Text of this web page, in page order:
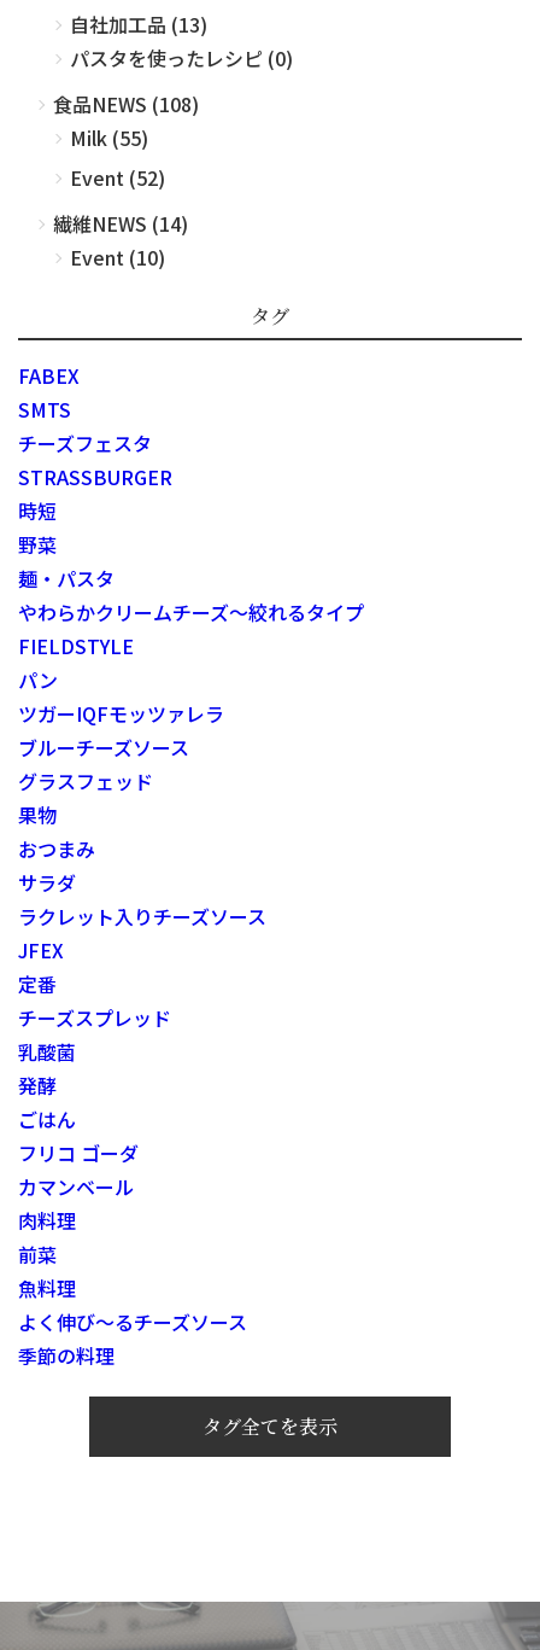
自社加工品 (13)
パスタを使ったレシピ (0)
食品NEWS (108)
Milk (55)
Event (52)
繊維NEWS (14)
Event (10)
タグ
FABEX
SMTS
チーズフェスタ
STRASSBURGER
時短
野菜
麺・パスタ
やわらかクリームチーズ～絞れるタイプ
FIELDSTYLE
パン
ツガーIQFモッツァレラ
ブルーチーズソース
グラスフェッド
果物
おつまみ
サラダ
ラクレット入りチーズソース
JFEX
定番
チーズスプレッド
乳酸菌
発酵
ごはん
フリコ ゴーダ
カマンベール
肉料理
前菜
魚料理
よく伸び～るチーズソース
季節の料理
タグ全てを表示